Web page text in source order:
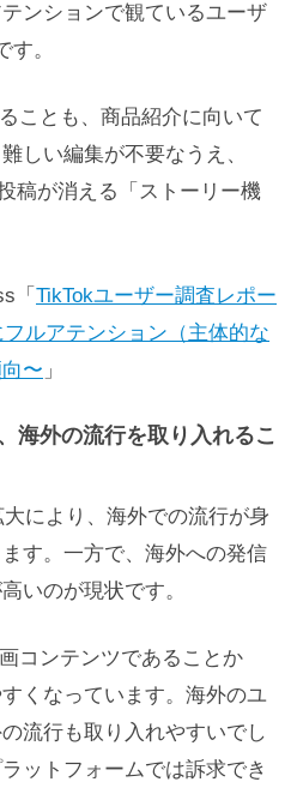
ンションで観ているユーザ
。
ことも、商品紹介に向いて
しい編集が不要なうえ、
稿が消える「ストーリー機
「 TikTokユーザー調査レポー
フルアテンション（主体的な
〜 」
海外の流行を取り入れるこ
により、海外での流行が身
す。一方で、海外への発信
いのが現状です。
コンテンツであることか
くなっています。海外のユ
流行も取り入れやすいでし
ットフォームでは訴求でき